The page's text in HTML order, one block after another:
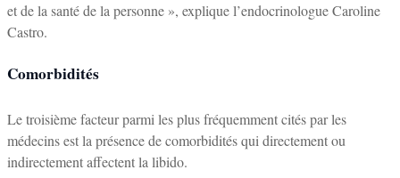
et de la santé de la personne », explique l’endocrinologue Caroline
Castro.
Comorbidités
Le troisième facteur parmi les plus fréquemment cités par les
médecins est la présence de comorbidités qui directement ou
indirectement affectent la libido.